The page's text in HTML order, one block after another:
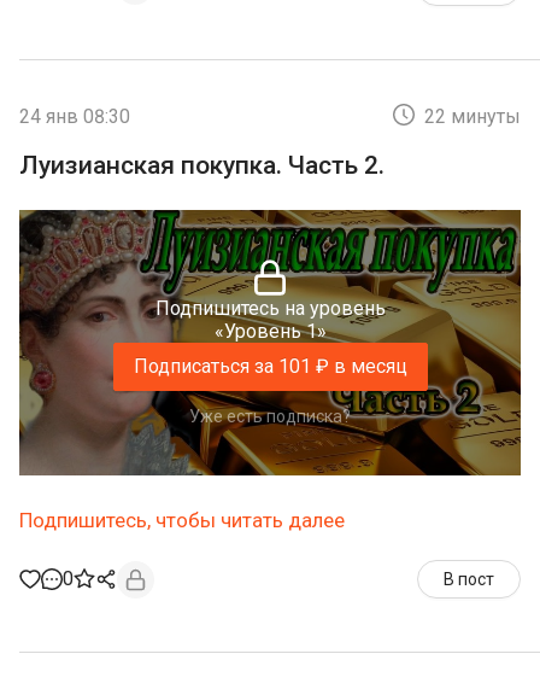
24 янв 08:30 22 минуты
Луизианская покупка. Часть 2.
Подпишитесь на уровень
«Уровень 1»
Подписаться за 101 ₽ в месяц
Уже есть подписка?
Подпишитесь, чтобы читать далее
0 В пост